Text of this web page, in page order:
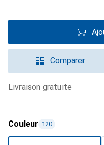
Comparer
livraison gratuite
Couleur 120